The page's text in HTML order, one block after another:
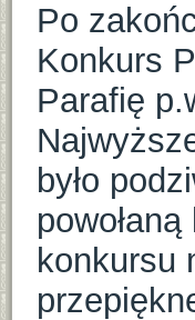
Po
Konkurs
Parafię
było
konkursu